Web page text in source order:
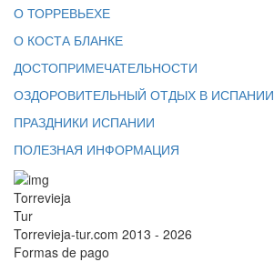
О ТОРРЕВЬЕХЕ
О КОСТА БЛАНКЕ
ДОСТОПРИМЕЧАТЕЛЬНОСТИ
ОЗДОРОВИТЕЛЬНЫЙ ОТДЫХ В ИСПАНИИ
ПРАЗДНИКИ ИСПАНИИ
ПОЛЕЗНАЯ ИНФОРМАЦИЯ
Torrevieja
Tur
Torrevieja-tur.com 2013 - 2026
Formas de pago